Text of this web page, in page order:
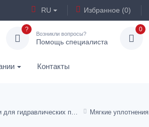
RU Избранное (0)
?
Возникли вопросы?
Помощь специалиста
0
Контакты
Детали для гидравлических переходников Мягкие уплотнения